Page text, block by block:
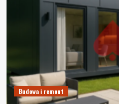
Budowa i remont